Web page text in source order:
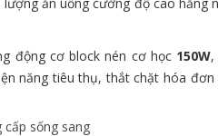
động cơ block nén cơ học 150W
năng tiêu thụ, thắt chặt hóa
sống sang